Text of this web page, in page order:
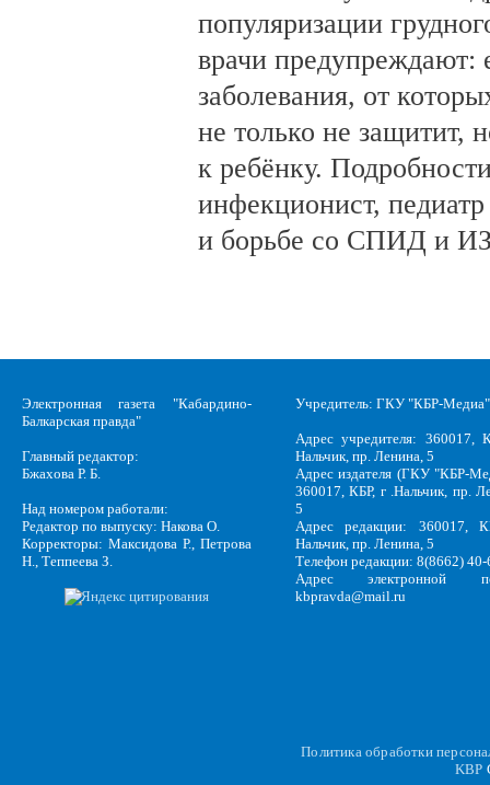
популяризации
врачи предупреждают:
заболевания, от
не только не защитит,
к ребёнку.
инфекционист,
и борьбе со СПИД и
Электронная газета "Кабардино-
Балкарская правда"
Главный редактор:
Бжахова Р. Б.
Над номером работали:
Редактор по выпуску: Накова О.
Корректоры: Максидова Р., Петрова
Н., Теппеева З.
Учредитель: ГКУ "КБР-Медиа"
Адрес учредителя: 360017,
Нальчик, пр. Ленина, 5
Адрес издателя (ГКУ "КБР-
360017, КБР, г .Нальчик, пр.
5
Адрес редакции: 360017,
Нальчик, пр. Ленина, 5
Телефон редакции: 8(8662)
Адрес электронной
kbpravda@mail.ru
Политика обработки
KBP